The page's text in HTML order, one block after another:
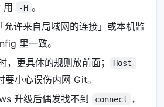
用 -H 。
允许来自局域网的连接」或本机监
里一致。
，更具体的规则放前面；
Host
要小心误伤内网 Git。
升级后偶发找不到
connect ，